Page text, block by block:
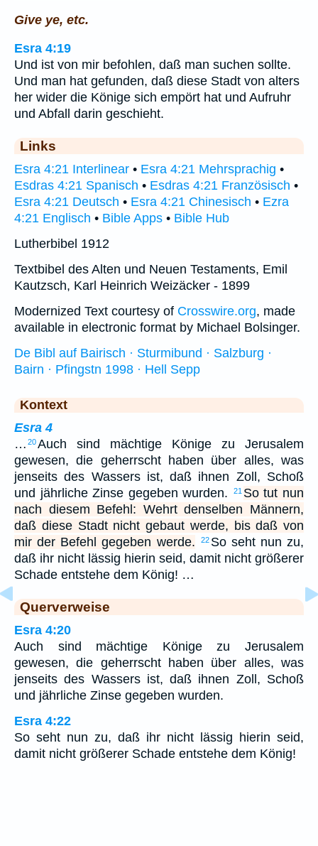
Give ye, etc.
Esra 4:19
Und ist von mir befohlen, daß man suchen sollte.
Und man hat gefunden, daß diese Stadt von alters
her wider die Könige sich empört hat und Aufruhr
und Abfall darin geschieht.
Links
Esra 4:21 Interlinear • Esra 4:21 Mehrsprachig •
Esdras 4:21 Spanisch • Esdras 4:21 Französisch •
Esra 4:21 Deutsch • Esra 4:21 Chinesisch • Ezra
4:21 Englisch • Bible Apps • Bible Hub
Lutherbibel 1912
Textbibel des Alten und Neuen Testaments, Emil
Kautzsch, Karl Heinrich Weizäcker - 1899
Modernized Text courtesy of Crosswire.org, made
available in electronic format by Michael Bolsinger.
De Bibl auf Bairisch · Sturmibund · Salzburg ·
Bairn · Pfingstn 1998 · Hell Sepp
Kontext
Esra 4
… 20Auch sind mächtige Könige zu Jerusalem
gewesen, die geherrscht haben über alles, was
jenseits des Wassers ist, daß ihnen Zoll, Schoß
und jährliche Zinse gegeben wurden.
21 So tut nun
nach diesem Befehl: Wehrt denselben Männern,
daß diese Stadt nicht gebaut werde, bis daß von
mir der Befehl gegeben werde.
22 So seht nun zu,
daß ihr nicht lässig hierin seid, damit nicht größerer
Schade entstehe dem König! …
Querverweise
Esra 4:20
Auch sind mächtige Könige zu Jerusalem
gewesen, die geherrscht haben über alles, was
jenseits des Wassers ist, daß ihnen Zoll, Schoß
und jährliche Zinse gegeben wurden.
Esra 4:22
So seht nun zu, daß ihr nicht lässig hierin seid,
damit nicht größerer Schade entstehe dem König!